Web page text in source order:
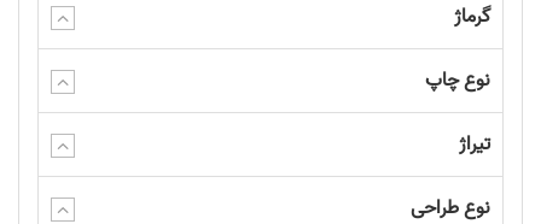
گرماژ
نوع چاپ
تیراژ
نوع طراحی